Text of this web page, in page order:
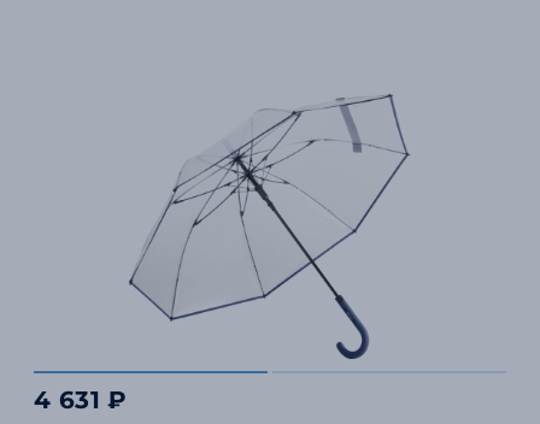
4 631 ₽